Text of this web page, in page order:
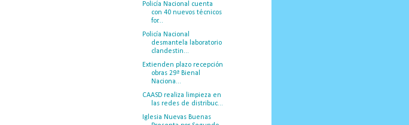
Policía Nacional cuenta
con 40 nuevos técnicos
for...
Policía Nacional
desmantela laboratorio
clandestin...
Extienden plazo recepción
obras 29ª Bienal
Naciona...
CAASD realiza limpieza en
las redes de distribuc...
Iglesia Nuevas Buenas